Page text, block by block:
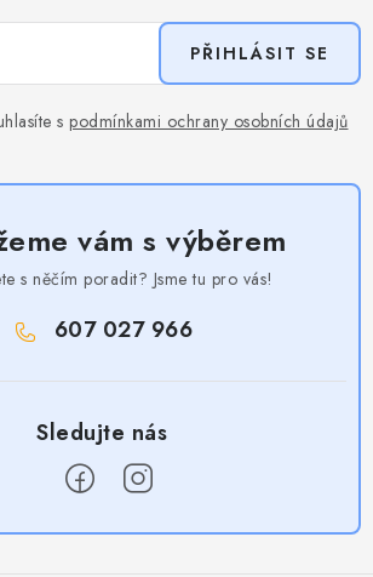
s podmínkami ochrany osobních údajů
PŘIHLÁSIT SE
vám s výběrem
s něčím poradit? Jsme tu pro vás!
607 027 966